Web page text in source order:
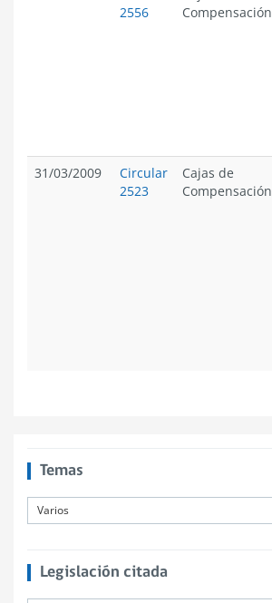
2556
Compensación
31/03/2009
Circular
2523
Cajas de
Compensación
Temas
Varios
Legislación citada